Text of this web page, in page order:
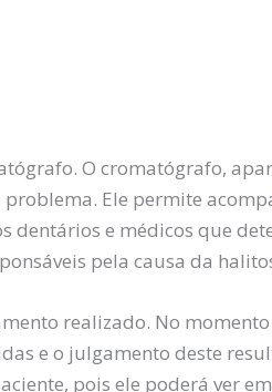
O cromatógrafo,
Ele permite
dentários e médicos que
pela causa da
realizado. No
e o julgamento deste
pois ele poderá ver